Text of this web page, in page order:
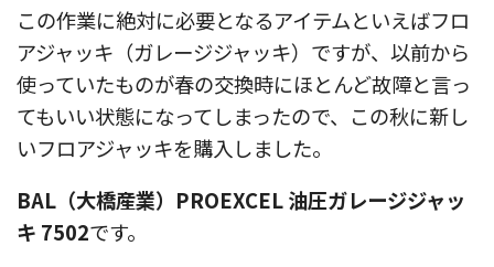
この作業に絶対に必要となるアイテムといえばフロ
アジャッキ（ガレージジャッキ）ですが、以前から
使っていたものが春の交換時にほとんど故障と言っ
てもいい状態になってしまったので、この秋に新し
いフロアジャッキを購入しました。
BAL（大橋産業）PROEXCEL 油圧ガレージジャッ
キ 7502です。